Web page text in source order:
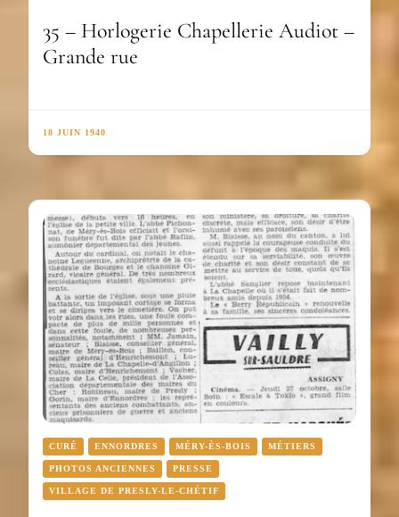
35 – Horlogerie Chapellerie Audiot –
Grande rue
18 JUIN 1940
CURÉ ENNORDRES MÉRY-ÈS-BOIS MÉTIERS
PHOTOS ANCIENNES PRESSE
VILLAGE DE PRESLY-LE-CHÉTIF